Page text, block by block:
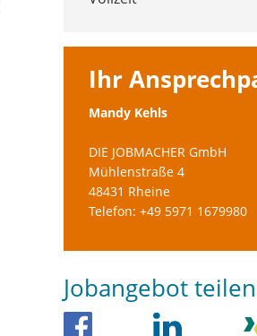
Ihr
Mandy Kehls
DIE JOBMACHER GmbH
Mühlenstraße 4
48431 Rheine
Telefon: +49 5971 1679980
Jobangebot